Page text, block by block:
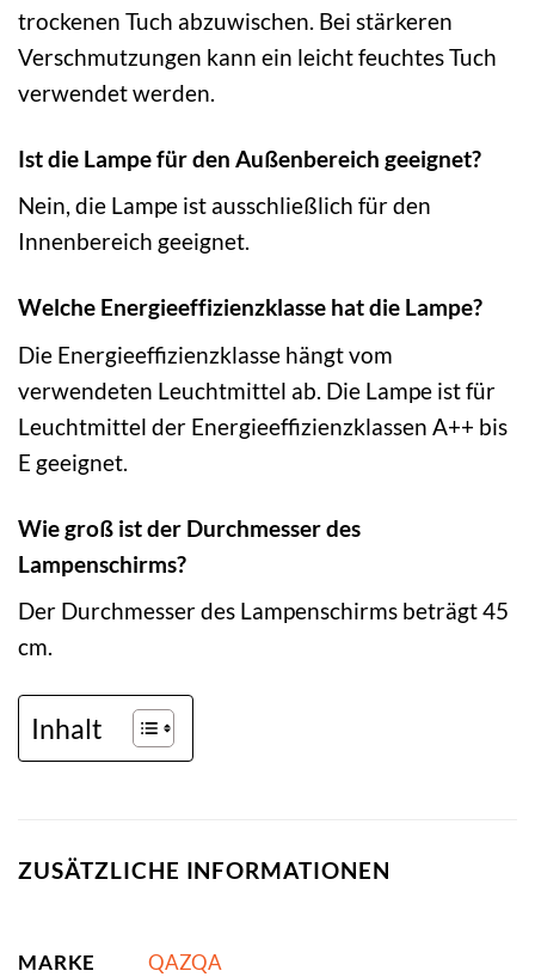
trockenen Tuch abzuwischen. Bei stärkeren
Verschmutzungen kann ein leicht feuchtes Tuch
verwendet werden.
Ist die Lampe für den Außenbereich geeignet?
Nein, die Lampe ist ausschließlich für den
Innenbereich geeignet.
Welche Energieeffizienzklasse hat die Lampe?
Die Energieeffizienzklasse hängt vom
verwendeten Leuchtmittel ab. Die Lampe ist für
Leuchtmittel der Energieeffizienzklassen A++ bis
E geeignet.
Wie groß ist der Durchmesser des
Lampenschirms?
Der Durchmesser des Lampenschirms beträgt 45
cm.
Inhalt
ZUSÄTZLICHE INFORMATIONEN
MARKE QAZQA